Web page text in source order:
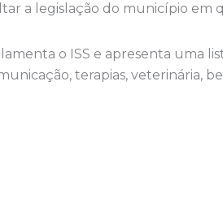
a legislação do município em
o ISS e apresenta uma
terapias, veterinária,